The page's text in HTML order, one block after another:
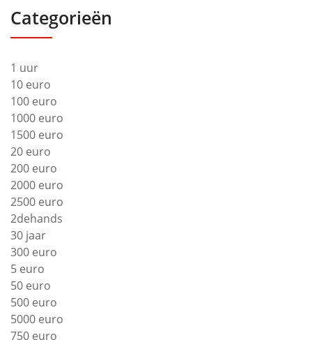
Categorieën
1 uur
10 euro
100 euro
1000 euro
1500 euro
20 euro
200 euro
2000 euro
2500 euro
2dehands
30 jaar
300 euro
5 euro
50 euro
500 euro
5000 euro
750 euro